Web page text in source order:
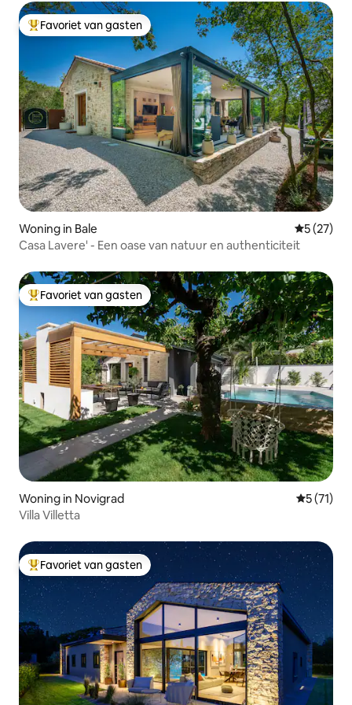
Topfavoriet van gasten
Favoriet van gasten
Woning in Bale
5 (27)
Casa Lavere' - Een oase van natuur en authenticiteit
Topfavoriet van gasten
Favoriet van gasten
Woning in Novigrad
5 (71)
Villa Villetta
Topfavoriet van gasten
Favoriet van gasten